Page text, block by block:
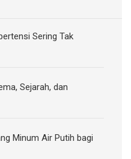
Sering Tak
Sejarah, dan
Minum Air Putih bagi